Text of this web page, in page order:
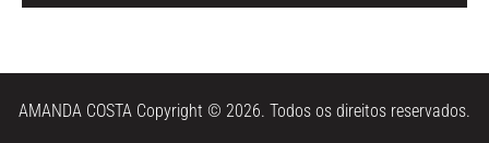
AMANDA COSTA Copyright © 2026. Todos os direitos reservados.